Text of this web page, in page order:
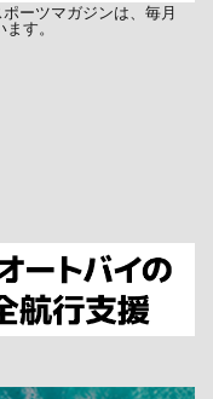
ーツマガジンは、毎月
す。